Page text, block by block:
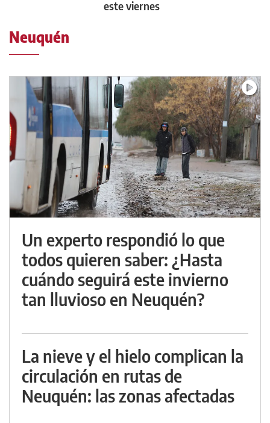
este viernes
Neuquén
Un experto respondió lo que
todos quieren saber: ¿Hasta
cuándo seguirá este invierno
tan lluvioso en Neuquén?
La nieve y el hielo complican la
circulación en rutas de
Neuquén: las zonas afectadas